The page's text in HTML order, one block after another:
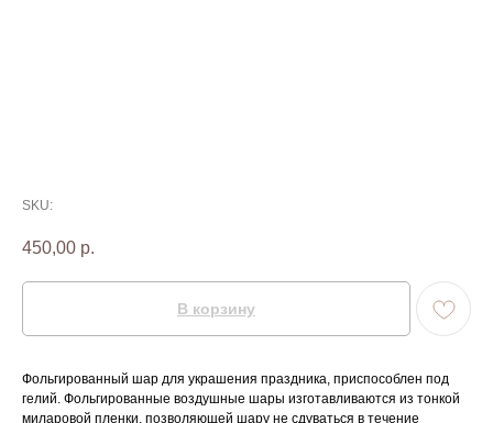
SKU:
450,00 р.
В корзину
Фольгированный шар для украшения праздника, приспособлен под
гелий. Фольгированные воздушные шары изготавливаются из тонкой
миларовой пленки, позволяющей шару не сдуваться в течение